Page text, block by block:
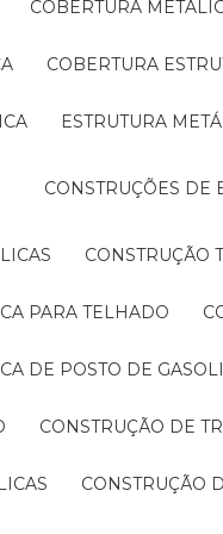
COBERTURA
COBERTURA
ESTRUTURA
CONSTRUÇÕES
PARA TELHADO
DE POSTO DE
CONSTRUÇÃO DE